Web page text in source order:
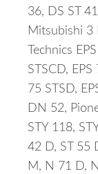
36, DS ST
Mitsubishi 3
Technics
STSCD,
75 STSD,
DN 52,
STY 118,
42 D, ST 55
M, N 71 D,